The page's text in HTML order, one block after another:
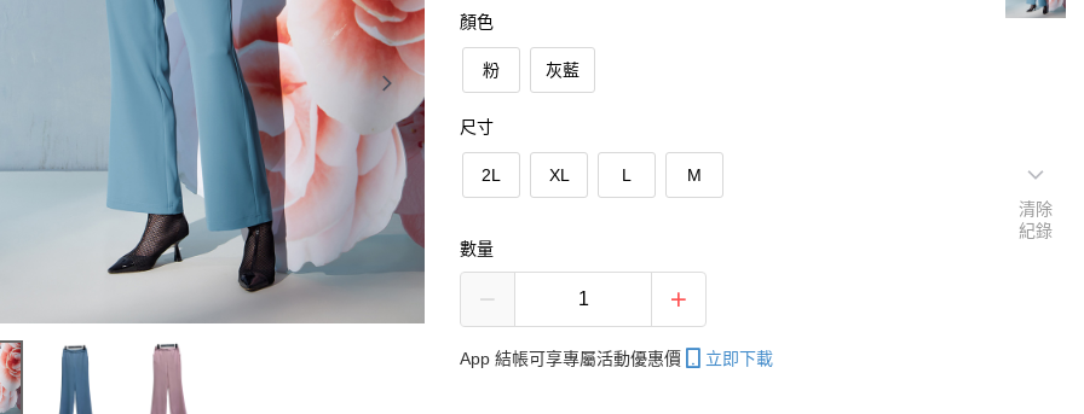
顏色
粉 灰藍
尺寸
2L XL L M
數量
App 結帳可享專屬活動優惠價 立即下載
清除
紀錄